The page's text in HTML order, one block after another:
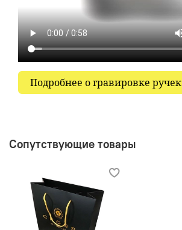
Подробнее о гравировке ручек
Сопутствующие товары